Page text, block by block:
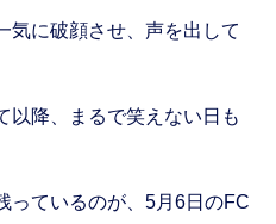
に破顔させ、声を出して
降、まるで笑えない日も
ているのが、5月6日のFC